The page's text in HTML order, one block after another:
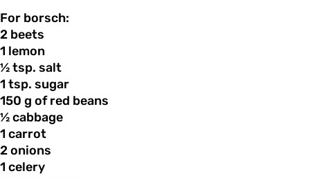
For borsch:
2 beets
1 lemon
½ tsp. salt
1 tsp. sugar
150 g ofred beans
½ cabbage
1 carrot
2 onions
1 celery